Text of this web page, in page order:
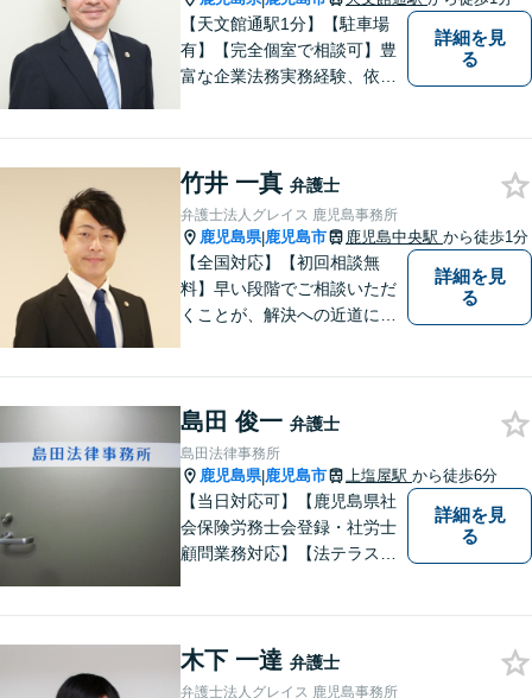
【天文館通駅1分】【駐車場
有】【完全個室で相談可】豊
富な企業法務実務経験、依頼
を傾け、依頼者の悩みに寄り
添って助言や提案を提供して
参ります。 お気軽にご相談く
ださい。
詳細を見
る
竹井 一真 弁護士
弁護士法人グレイス 鹿児島事務所
鹿児島県|鹿児島市 鹿児島中央駅 から徒歩1分
【全国対応】【初回相談無
料】早い段階でご相談いただ
くことが、解決への近道にな
どんなご相談でも、どうぞお
気軽にお声がけください。
【電話・WEB相談も対応可
能】
詳細を見
る
島田 俊一 弁護士
島田法律事務所
鹿児島県|鹿児島市 上塩屋駅 から徒歩6分
【当日対応可】【鹿児島県社
会保険労務士会登録・社労士
顧問業務対応】【法テラス対
詳細を見
る
木下 一達 弁護士
弁護士法人グレイス 鹿児島事務所